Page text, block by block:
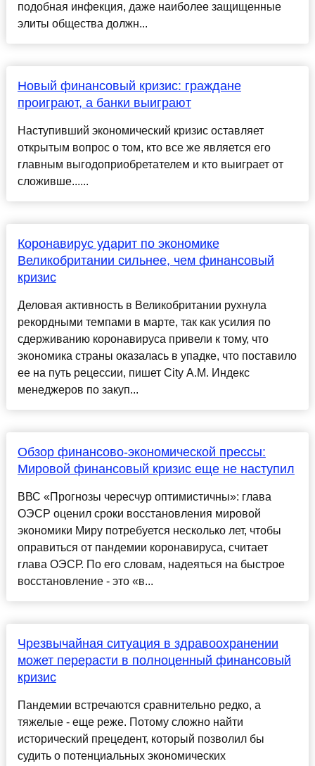
подобная инфекция, даже наиболее защищенные
элиты общества должн...
Новый финансовый кризис: граждане
проиграют, а банки выиграют
Наступивший экономический кризис оставляет
открытым вопрос о том, кто все же является его
главным выгодоприобретателем и кто выиграет от
сложивше......
Коронавирус ударит по экономике
Великобритании сильнее, чем финансовый
кризис
Деловая активность в Великобритании рухнула
рекордными темпами в марте, так как усилия по
сдерживанию коронавируса привели к тому, что
экономика страны оказалась в упадке, что поставило
ее на путь рецессии, пишет City A.M. Индекс
менеджеров по закуп...
Обзор финансово-экономической прессы:
Мировой финансовый кризис еще не наступил
ВВС «Прогнозы чересчур оптимистичны»: глава
ОЭСР оценил сроки восстановления мировой
экономики Миру потребуется несколько лет, чтобы
оправиться от пандемии коронавируса, считает
глава ОЭСР. По его словам, надеяться на быстрое
восстановление - это «в...
Чрезвычайная ситуация в здравоохранении
может перерасти в полноценный финансовый
кризис
Пандемии встречаются сравнительно редко, а
тяжелые - еще реже. Потому сложно найти
исторический прецедент, который позволил бы
судить о потенциальных экономических